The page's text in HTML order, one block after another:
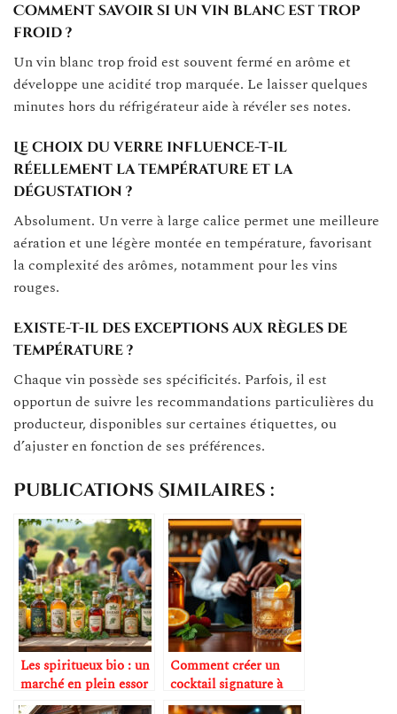
Comment savoir si un vin blanc est trop
froid ?
Un vin blanc trop froid est souvent fermé en arôme et
développe une acidité trop marquée. Le laisser quelques
minutes hors du réfrigérateur aide à révéler ses notes.
Le choix du verre influence-t-il
réellement la température et la
dégustation ?
Absolument. Un verre à large calice permet une meilleure
aération et une légère montée en température, favorisant
la complexité des arômes, notamment pour les vins
rouges.
Existe-t-il des exceptions aux règles de
température ?
Chaque vin possède ses spécificités. Parfois, il est
opportun de suivre les recommandations particulières du
producteur, disponibles sur certaines étiquettes, ou
d’ajuster en fonction de ses préférences.
Publications Similaires :
Les spiritueux bio : un
marché en plein essor
Comment créer un
cocktail signature à
base de cognac